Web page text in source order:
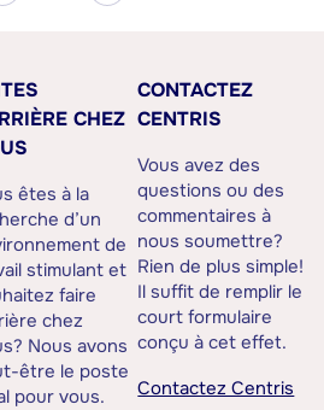
CHEZ
êtes à la
d’un
de
stimulant et
faire
chez
Nous avons
être le poste
pour vous.
CONTACTEZ
CENTRIS
Vous avez des
questions ou des
commentaires à
nous soumettre?
Rien de plus simple!
Il suffit de remplir le
court formulaire
conçu à cet effet.
Contactez Centris